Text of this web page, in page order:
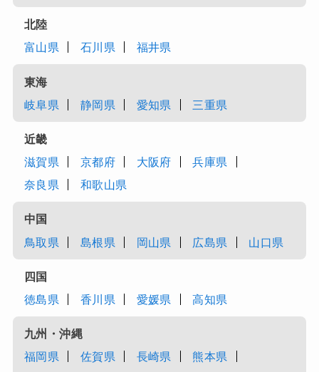
北陸
富山県
石川県 福井県
東海
岐阜県
静岡県 愛知県 三重県
近畿
滋賀県
京都府 大阪府
兵庫県
奈良県
和歌山県
中国
鳥取県
島根県 岡山県 広島県 山口県
四国
徳島県
香川県 愛媛県 高知県
九州・沖縄
福岡県
佐賀県 長崎県
熊本県